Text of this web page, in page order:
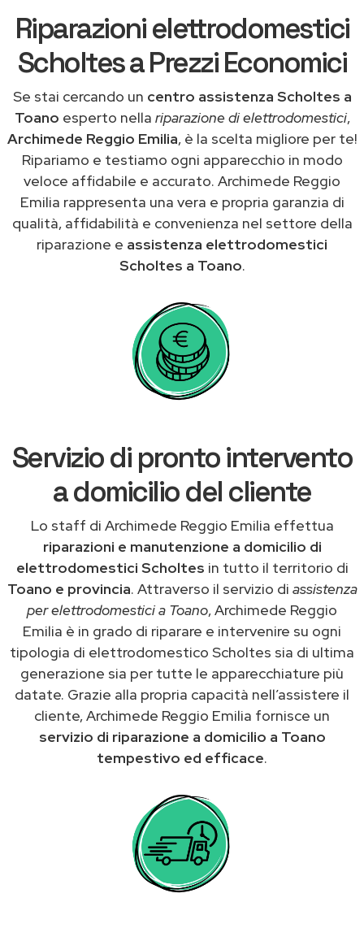
Riparazioni elettrodomestici
Scholtes a Prezzi Economici
Se stai cercando un centro assistenza Scholtes a
Toano esperto nella riparazione di elettrodomestici,
Archimede Reggio Emilia, è la scelta migliore per te!
Ripariamo e testiamo ogni apparecchio in modo
veloce affidabile e accurato. Archimede Reggio
Emilia rappresenta una vera e propria garanzia di
qualità, affidabilità e convenienza nel settore della
riparazione e assistenza elettrodomestici
Scholtes a Toano.
Servizio di pronto intervento
a domicilio del cliente
Lo staff di Archimede Reggio Emilia effettua
riparazioni e manutenzione a domicilio di
elettrodomestici Scholtes in tutto il territorio di
Toano e provincia. Attraverso il servizio di assistenza
per elettrodomestici a Toano, Archimede Reggio
Emilia è in grado di riparare e intervenire su ogni
tipologia di elettrodomestico Scholtes sia di ultima
generazione sia per tutte le apparecchiature più
datate. Grazie alla propria capacità nell’assistere il
cliente, Archimede Reggio Emilia fornisce un
servizio di riparazione a domicilio a Toano
tempestivo ed efficace.